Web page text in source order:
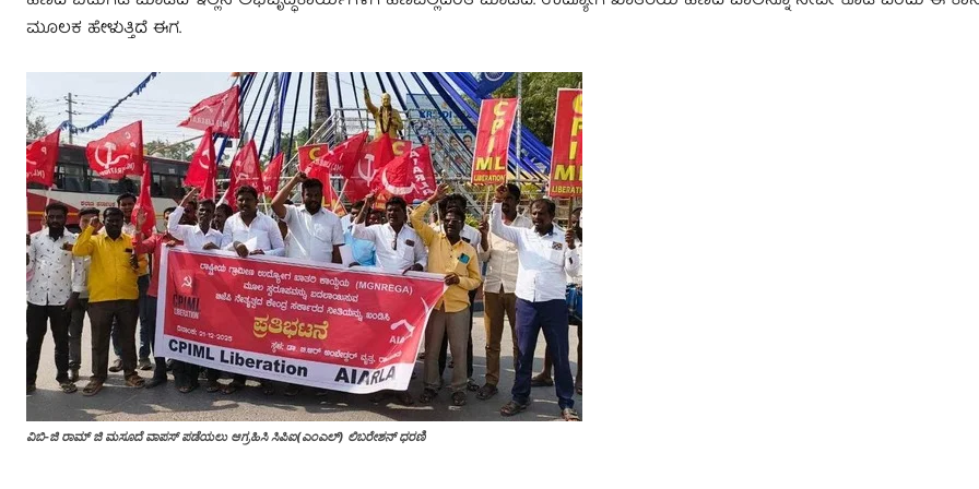
ಮೂಲಕ ಹೇಳುತ್ತಿದೆ ಈಗ.
ವಿಬಿ-ಜಿ ರಾಮ್ ಜಿ ಮಸೂದೆ ವಾಪಸ್ ಪಡೆಯಲು ಆಗ್ರಹಿಸಿ ಸಿಪಿಐ(ಎಂಎಲ್) ಲಿಬರೇಶನ್ ಧರಣಿ